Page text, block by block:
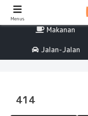
Makanan
Jalan-Jalan
414
Menus